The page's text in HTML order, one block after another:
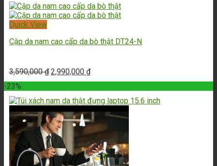
Quick View
Cặp da nam cao cấp da bò thật DT24-N
3,590,000₫ 2,990,000 ₫
-23%